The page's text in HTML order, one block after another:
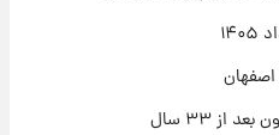
از ۳۳ سال